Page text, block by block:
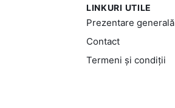
LINKURI UTILE
Prezentare generală
Contact
Termeni și condiții